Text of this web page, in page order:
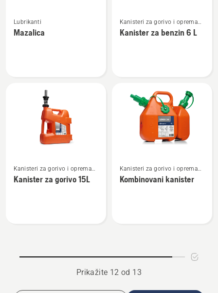
više
detalja
Lubrikanti
Mazalica
više
detalja
Kanisteri za gorivo i oprema
za punjenje
Kanister za benzin 6 L
više
detalja
Kanisteri za gorivo i oprema
za punjenje
Kanister za gorivo 15L
više
detalja
Kanisteri za gorivo i oprema
za punjenje
Kombinovani kanister
Prikažite 12 od 13